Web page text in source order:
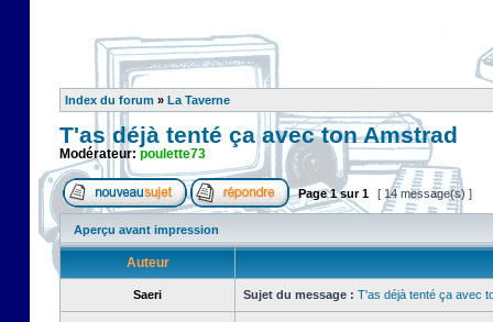
Index du forum » La Taverne
T'as déjà tenté ça avec ton Amstrad
Modérateur: poulette73
Page1sur1 [ 14 message(s) ]
Aperçu avant impression
Auteur
Saeri Sujet du message : T'as déjà tenté ça avec